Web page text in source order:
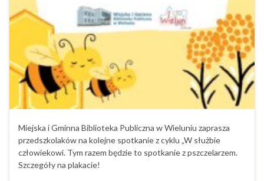
Miejska i Gminna Biblioteka Publiczna w Wieluniu zaprasza
przedszkolaków na kolejne spotkanie z cyklu „W służbie
człowiekowi. Tym razem będzie to spotkanie z pszczelarzem.
Szczegóły na plakacie!